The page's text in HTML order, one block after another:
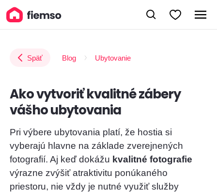
Späť Blog Ubytovanie
Ako vytvoriť kvalitné zábery
vášho ubytovania
Pri výbere ubytovania platí, že hostia si
vyberajú hlavne na základe zverejnených
fotografií. Aj keď dokážu kvalitné fotografie
výrazne zvýšiť atraktivitu ponúkaného
priestoru, nie vždy je nutné využiť služby